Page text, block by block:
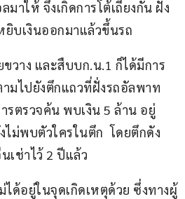
มาให้ จึงเกิดการโต้เถียงกัน ฝั่ง
บเงินออกมาแล้วขึ้นรถ
วาง และสืบบก.น.1 ก็ได้มีการ
มไปยังตึกแถวที่ฝั่งรถอัลพาท
รตรวจค้น พบเงิน 5 ล้าน อยู่
ม่พบตัวใครในตึก  โดยตึกดัง
เช่าไว้ 2 ปีแล้ว
ได้อยู่ในจุดเกิดเหตุด้วย ซึ่งทางผู้